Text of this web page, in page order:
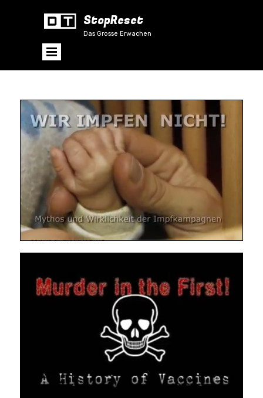
Das Grosse Erwachen
StopReset